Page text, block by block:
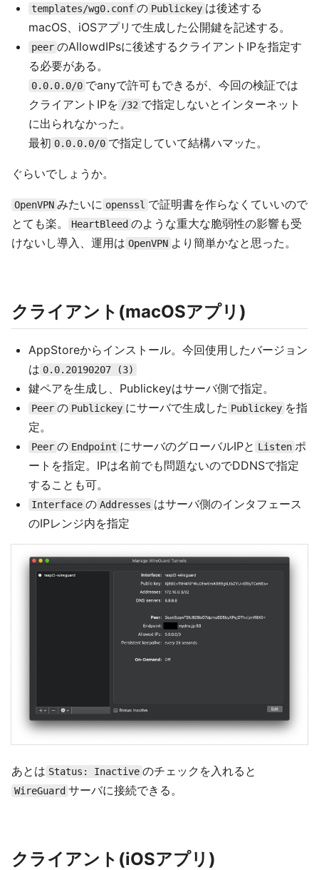
templates/wg0.conf の Publickey は後述する
macOS、iOSアプリで生成した公開鍵を記述する。
peer のAllowdIPsに後述するクライアントIPを指定す
る必要がある。
0.0.0.0/0 でanyで許可もできるが、今回の検証では
クライアントIPを /32 で指定しないとインターネット
に出られなかった。
最初 0.0.0.0/0 で指定していて結構ハマッた。
ぐらいでしょうか。
OpenVPN みたいに openssl で証明書を作らなくていいので
とても楽。
HeartBleed のような重大な脆弱性の影響も受
けないし導入、運用は OpenVPN より簡単かなと思った。
クライアント(macOSアプリ)
AppStoreからインストール。今回使用したバージョン
は 0.0.20190207 (3)
鍵ペアを生成し、Publickeyはサーバ側で指定。
Peer の Publickey にサーバで生成した Publickey を指
定。
Peer の Endpoint にサーバのグローバルIPと Listen ポ
ートを指定。IPは名前でも問題ないのでDDNSで指定
することも可。
Interface の Addresses はサーバ側のインタフェース
のIPレンジ内を指定
あとは Status: Inactive のチェックを入れると
WireGuard サーバに接続できる。
クライアント(iOSアプリ)